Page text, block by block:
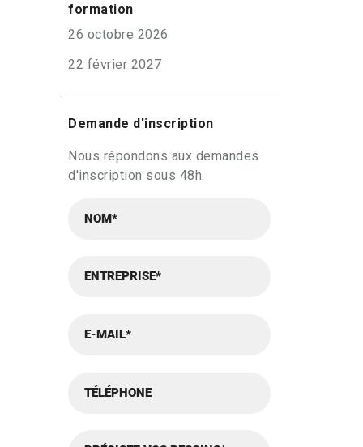
formation
26 octobre 2026
22 février 2027
Demande d'inscription
Nous répondons aux demandes
d'inscription sous 48h.